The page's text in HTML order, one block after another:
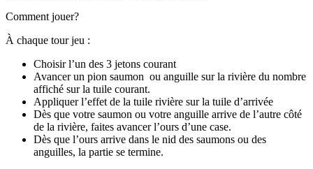
Comment jouer?
À chaque tour jeu :
Choisir l’un des 3 jetons courant
Avancer un pion saumon ou anguille sur la rivière du nombre
affiché sur la tuile courant.
Appliquer l’effet de la tuile rivière sur la tuile d’arrivée
Dès que votre saumon ou votre anguille arrive de l’autre côté
de la rivière, faites avancer l’ours d’une case.
Dès que l’ours arrive dans le nid des saumons ou des
anguilles, la partie se termine.